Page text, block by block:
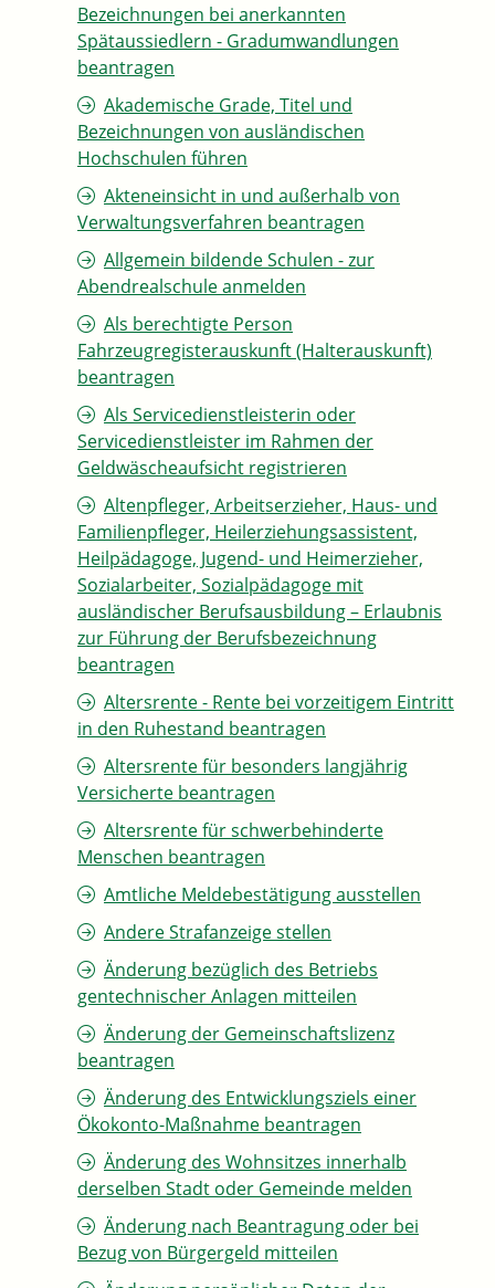
Bezeichnungen bei anerkannten
Spätaussiedlern - Gradumwandlungen
beantragen
Akademische Grade, Titel und
Bezeichnungen von ausländischen
Hochschulen führen
Akteneinsicht in und außerhalb von
Verwaltungsverfahren beantragen
Allgemein bildende Schulen - zur
Abendrealschule anmelden
Als berechtigte Person
Fahrzeugregisterauskunft (Halterauskunft)
beantragen
Als Servicedienstleisterin oder
Servicedienstleister im Rahmen der
Geldwäscheaufsicht registrieren
Altenpfleger, Arbeitserzieher, Haus- und
Familienpfleger, Heilerziehungsassistent,
Heilpädagoge, Jugend- und Heimerzieher,
Sozialarbeiter, Sozialpädagoge mit
ausländischer Berufsausbildung – Erlaubnis
zur Führung der Berufsbezeichnung
beantragen
Altersrente - Rente bei vorzeitigem Eintritt
in den Ruhestand beantragen
Altersrente für besonders langjährig
Versicherte beantragen
Altersrente für schwerbehinderte
Menschen beantragen
Amtliche Meldebestätigung ausstellen
Andere Strafanzeige stellen
Änderung bezüglich des Betriebs
gentechnischer Anlagen mitteilen
Änderung der Gemeinschaftslizenz
beantragen
Änderung des Entwicklungsziels einer
Ökokonto-Maßnahme beantragen
Änderung des Wohnsitzes innerhalb
derselben Stadt oder Gemeinde melden
Änderung nach Beantragung oder bei
Bezug von Bürgergeld mitteilen